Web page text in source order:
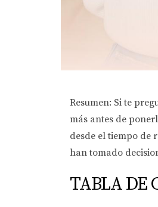
Resumen: Si te
más antes de
desde el tiempo de
han tomado
TABLA DE